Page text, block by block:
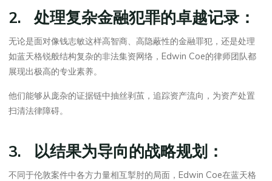
2. 处理复杂金融犯罪的卓越记录：
无论是面对像钱志敏这样高智商、高隐蔽性的金融罪犯，还是处理
如蓝天格锐般结构复杂的非法集资网络，Edwin Coe的律师团队都
展现出极高的专业素养。
他们能够从庞杂的证据链中抽丝剥茧，追踪资产流向，为资产处置
扫清法律障碍。
3. 以结果为导向的战略规划：
不同于伦敦案件中各方力量相互掣肘的局面，Edwin Coe在蓝天格